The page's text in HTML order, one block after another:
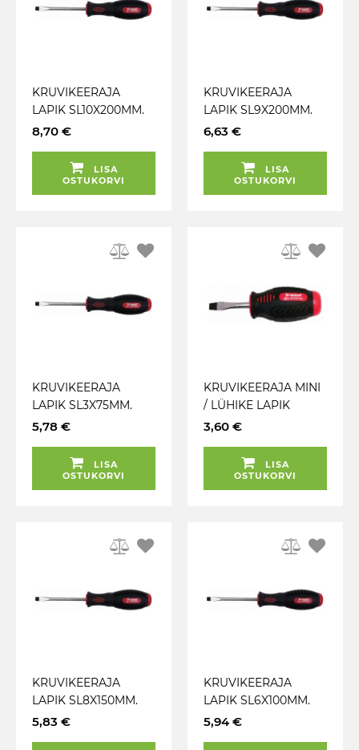
KRUVIKEERAJA
LAPIK SL10X200MM.
CRV ERITERAS. 2K-
8,70 €
LISA
OSTUKORVI
KRUVIKEERAJA
LAPIK SL9X200MM.
CRV ERITERAS. 2K-
6,63 €
LISA
OSTUKORVI
KRUVIKEERAJA
LAPIK SL3X75MM.
CRV ERITERAS. 2K-
5,78 €
LISA
OSTUKORVI
KRUVIKEERAJA MINI
/ LÜHIKE LAPIK
SL6X38MM. CRV
NONSLIP TRIUMF
3,60 €
LISA
OSTUKORVI
KRUVIKEERAJA
LAPIK SL8X150MM.
CRV ERITERAS. 2K-
5,83 €
KRUVIKEERAJA
LAPIK SL6X100MM.
CRV ERITERAS. 2K-
5,94 €